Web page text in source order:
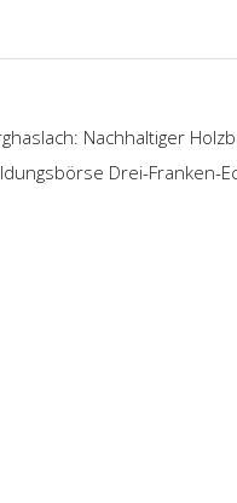
Nachhaltiger
Drei-Franken-